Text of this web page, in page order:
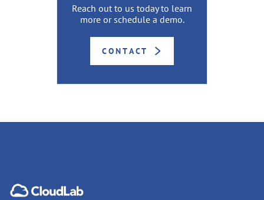
Reach out to us today to learn
more or schedule a demo.
CONTACT